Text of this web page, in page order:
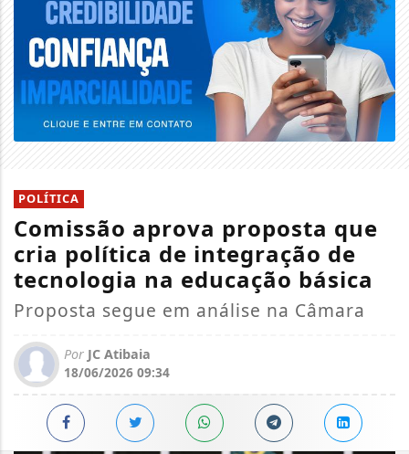
POLÍTICA
Comissão aprova proposta que
cria política de integração de
tecnologia na educação básica
Proposta segue em análise na Câmara
Por JC Atibaia
18/06/2026 09:34